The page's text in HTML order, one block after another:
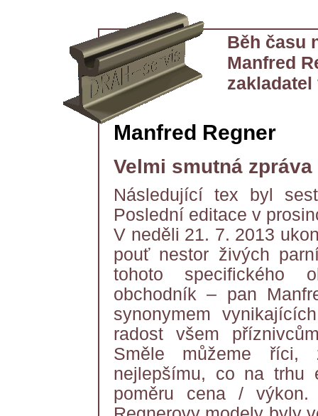
Běh času
Manfred
zakladatel
Manfred Regner
Velmi smutná
Následující tex byl
Poslední editace v
V neděli 21. 7. 2013
pouť nestor živých
tohoto specifického
obchodník – pan
synonymem
radost všem
Směle můžeme
nejlepšímu, co na trhu
poměru cena / výkon.